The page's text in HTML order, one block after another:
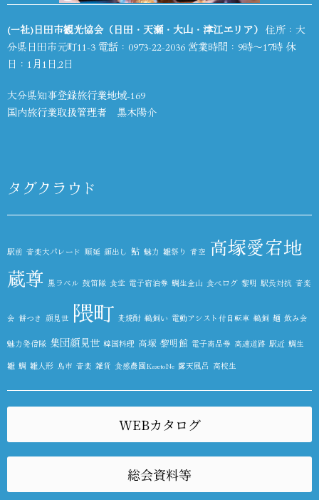
(一社)日田市観光協会（日田・天瀬・大山・津江エリア） 住所：大
分県日田市元町11-3 電話： 0973-22-2036 営業時間：9時～17時 休
日：1月1日,2日
大分県知事登録旅行業地域-169
国内旅行業取扱管理者 黒木陽介
タグクラウド
駅前 音楽大パレード 順延 顔出し 鮎 魅力 雛祭り 青空 高塚愛宕地
蔵尊 黒ラベル 鼓笛隊 食堂 電子宿泊券 鯛生金山 食べログ 黎明 駅長対抗 音楽
会 餅つき 顔見世 隈町 麦焼酎 鵜飼い 電動アシスト付自転車 鵜飼 麺 飲み会
魅力発信隊 集団顔見世 韓国料理 高塚 黎明館 電子商品券 高速道路 駅近 鯛生
雛 鯛 雛人形 鳥市 音楽 雑貨 食感農園KazetoNe 露天風呂 高校生
WEBカタログ
総会資料等